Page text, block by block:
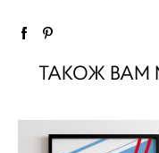
ТАКОЖ ВАМ